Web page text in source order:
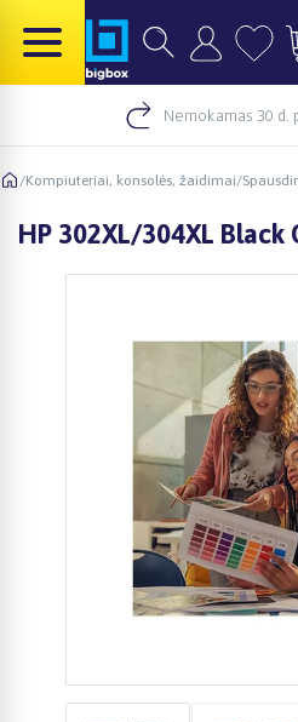
Nemokamas 30 d.
/Kompiuteriai, konsolės, žaidimai/
HP 302XL/304XL